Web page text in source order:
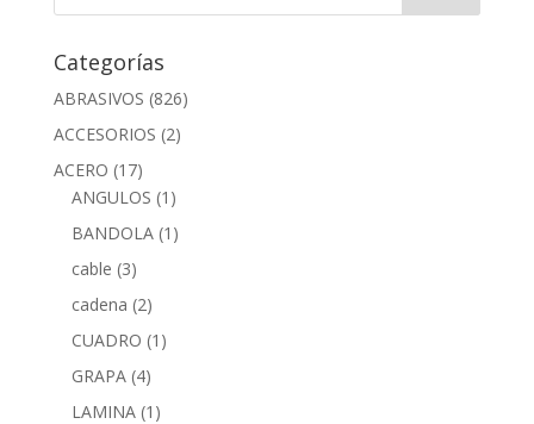
Categorías
ABRASIVOS (826)
ACCESORIOS (2)
ACERO (17)
ANGULOS (1)
BANDOLA (1)
cable (3)
cadena (2)
CUADRO (1)
GRAPA (4)
LAMINA (1)